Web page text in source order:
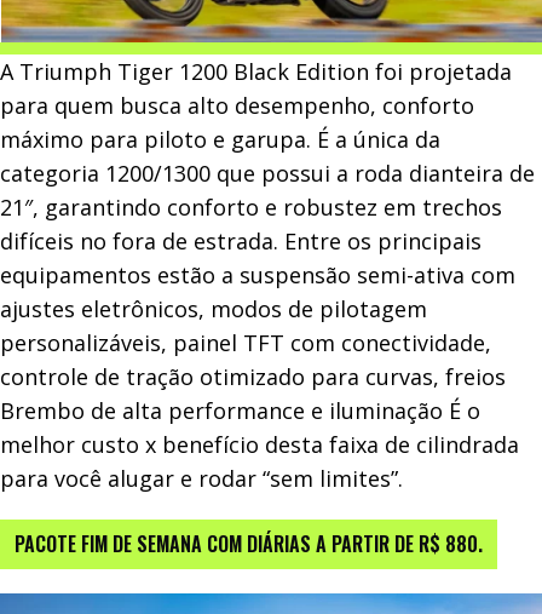
A Triumph Tiger 1200 Black Edition foi projetada
para quem busca alto desempenho, conforto
máximo para piloto e garupa. É a única da
categoria 1200/1300 que possui a roda dianteira de
21″, garantindo conforto e robustez em trechos
difíceis no fora de estrada. Entre os principais
equipamentos estão a suspensão semi-ativa com
ajustes eletrônicos, modos de pilotagem
personalizáveis, painel TFT com conectividade,
controle de tração otimizado para curvas, freios
Brembo de alta performance e iluminação É o
melhor custo x benefício desta faixa de cilindrada
para você alugar e rodar “sem limites”.
PACOTE FIM DE SEMANA COM DIÁRIAS A PARTIR DE R$ 880.